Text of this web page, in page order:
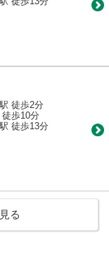
徒歩2分
歩10分
徒歩13分
る